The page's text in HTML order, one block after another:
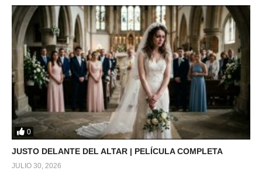
0
JUSTO DELANTE DEL ALTAR | PELÍCULA COMPLETA
JULIO 30, 2026